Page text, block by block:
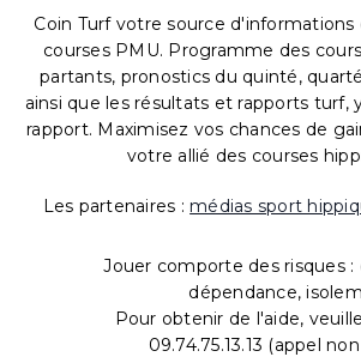
Coin Turf votre source
courses PMU. Programme des
partants, pronostics du quinté,
ainsi que les résultats et rapports turf,
rapport. Maximisez vos chances de
votre allié des courses
Les partenaires : médias sport
Jouer comporte des risques
dépendance,
Pour obtenir de l'aide,
09.74.75.13.13 (appel